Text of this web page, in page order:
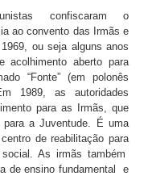
confiscaram o
ao convento das Irmãs e
ou seja alguns anos
acolhimento aberto para
“Fonte” (em polonês
1989, as autoridades
para as Irmãs, que
para a Juventude. É uma
de reabilitação para
As irmãs também
de ensino fundamental e